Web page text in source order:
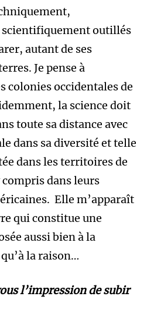
outillés
autant de ses
Je pense à
colonies occidentales de
la science doit
toute sa distance avec
dans sa diversité et telle
dans les territoires de
compris dans leurs
Elle m’apparaît
qui constitue une
aussi bien à la
la raison…
l’impression de subir